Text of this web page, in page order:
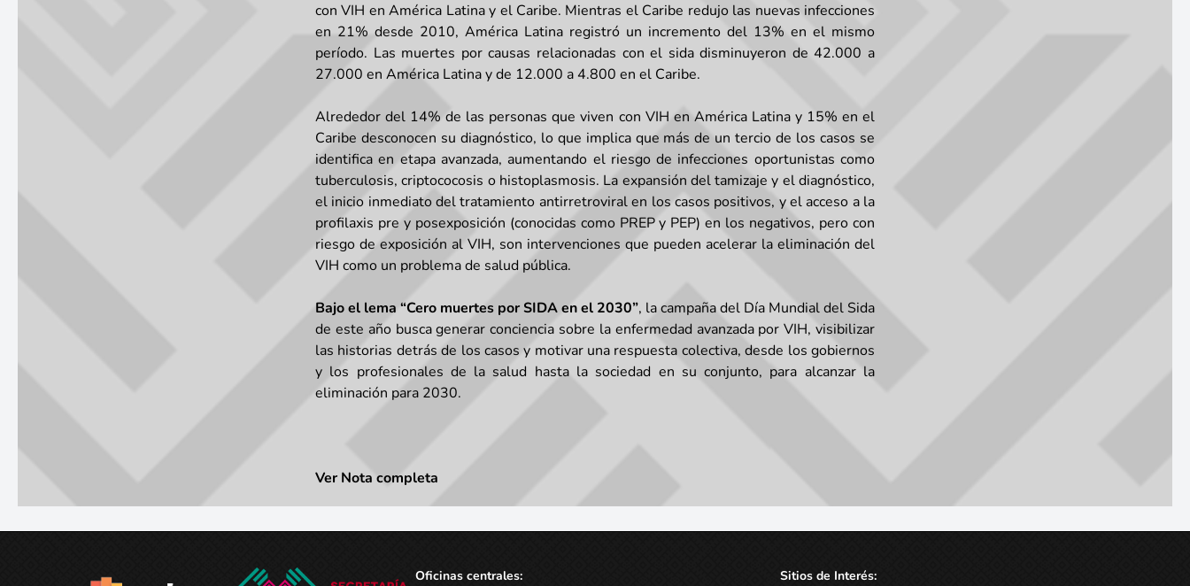
con VIH en América Latina y el Caribe. Mientras el Caribe redujo las nuevas infecciones
en 21% desde 2010, América Latina registró un incremento del 13% en el mismo
período. Las muertes por causas relacionadas con el sida disminuyeron de 42.000 a
27.000 en América Latina y de 12.000 a 4.800 en el Caribe.
Alrededor del 14% de las personas que viven con VIH en América Latina y 15% en el
Caribe desconocen su diagnóstico, lo que implica que más de un tercio de los casos se
identifica en etapa avanzada, aumentando el riesgo de infecciones oportunistas como
tuberculosis, criptococosis o histoplasmosis. La expansión del tamizaje y el diagnóstico,
el inicio inmediato del tratamiento antirretroviral en los casos positivos, y el acceso a la
profilaxis pre y posexposición (conocidas como PREP y PEP) en los negativos, pero con
riesgo de exposición al VIH, son intervenciones que pueden acelerar la eliminación del
VIH como un problema de salud pública.
Bajo el lema “Cero muertes por SIDA en el 2030”, la campaña del Día Mundial del Sida
de este año busca generar conciencia sobre la enfermedad avanzada por VIH, visibilizar
las historias detrás de los casos y motivar una respuesta colectiva, desde los gobiernos
y los profesionales de la salud hasta la sociedad en su conjunto, para alcanzar la
eliminación para 2030.
Ver Nota completa
Oficinas centrales: Sitios de Interés: